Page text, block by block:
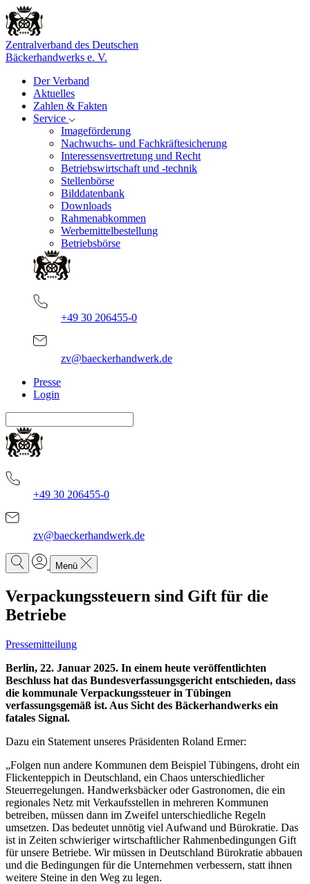
Zentralverband des Deutschen
Bäckerhandwerks e. V.
Der Verband
Aktuelles
Zahlen & Fakten
Service
Imageförderung
Nachwuchs- und Fachkräftesicherung
Interessensvertretung und Recht
Betriebswirtschaft und -technik
Stellenbörse
Bilddatenbank
Downloads
Rahmenabkommen
Werbemittelbestellung
Betriebsbörse
+49 30 206455-0
zv@baeckerhandwerk.de
Presse
Login
+49 30 206455-0
zv@baeckerhandwerk.de
Menü
Verpackungssteuern sind Gift für die
Betriebe
Pressemitteilung
Berlin, 22. Januar 2025. In einem heute veröffentlichten
Beschluss hat das Bundesverfassungsgericht entschieden, dass
die kommunale Verpackungssteuer in Tübingen
verfassungsgemäß ist. Aus Sicht des Bäckerhandwerks ein
fatales Signal.
Dazu ein Statement unseres Präsidenten Roland Ermer:
„Folgen nun andere Kommunen dem Beispiel Tübingens, droht ein
Flickenteppich in Deutschland, ein Chaos unterschiedlicher
Steuerregelungen. Handwerksbäcker oder Gastronomen, die ein
regionales Netz mit Verkaufsstellen in mehreren Kommunen
betreiben, müssen dann im Zweifel unterschiedliche Regeln
umsetzen. Das bedeutet unnötig viel Aufwand und Bürokratie. Das
ist in Zeiten schwieriger wirtschaftlicher Rahmenbedingungen Gift
für unsere Betriebe. Wir müssen in Deutschland Bürokratie abbauen
und die Bedingungen für die Unternehmen verbessern, statt ihnen
weitere Steine in den Weg zu legen.